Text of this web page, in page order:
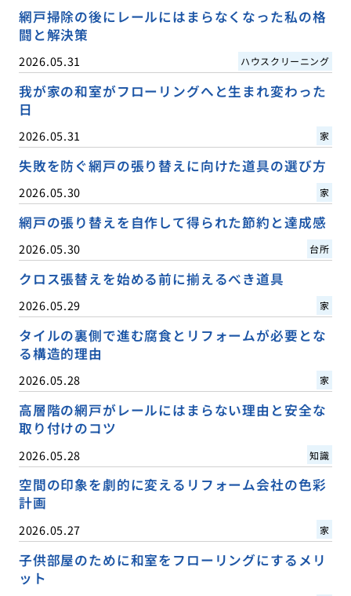
網戸掃除の後にレールにはまらなくなった私の格
闘と解決策
2026.05.31 ハウスクリーニング
我が家の和室がフローリングへと生まれ変わった
日
2026.05.31 家
失敗を防ぐ網戸の張り替えに向けた道具の選び方
2026.05.30 家
網戸の張り替えを自作して得られた節約と達成感
2026.05.30 台所
クロス張替えを始める前に揃えるべき道具
2026.05.29 家
タイルの裏側で進む腐食とリフォームが必要とな
る構造的理由
2026.05.28 家
高層階の網戸がレールにはまらない理由と安全な
取り付けのコツ
2026.05.28 知識
空間の印象を劇的に変えるリフォーム会社の色彩
計画
2026.05.27 家
子供部屋のために和室をフローリングにするメリ
ット